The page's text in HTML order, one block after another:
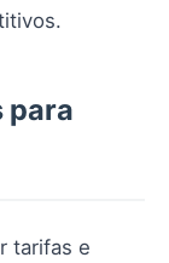
para
tarifas e